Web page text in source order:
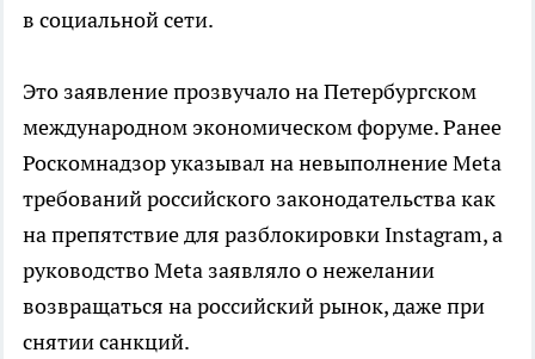
в социальной сети.
Это заявление прозвучало на Петербургском
международном экономическом форуме. Ранее
Роскомнадзор указывал на невыполнение Meta
требований российского законодательства как
на препятствие для разблокировки Instagram, а
руководство Meta заявляло о нежелании
возвращаться на российский рынок, даже при
снятии санкций.